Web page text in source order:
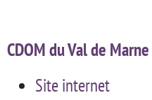
CDOM du Val de
Site internet